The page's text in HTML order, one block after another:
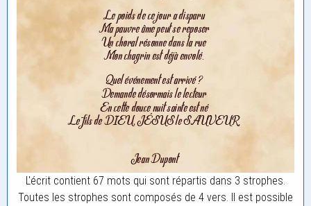
L'écrit contient 67 mots qui sont répartis dans 3 strophes.
Toutes les strophes sont composés de 4 vers. Il est possible